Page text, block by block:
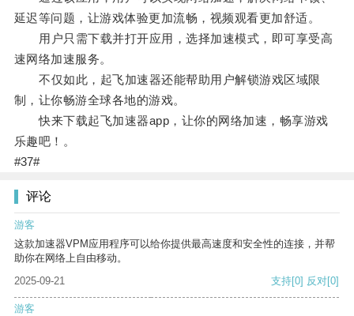
延迟等问题，让游戏体验更加流畅，视频观看更加舒适。
用户只需下载并打开应用，选择加速模式，即可享受高
速网络加速服务。
不仅如此，起飞加速器还能帮助用户解锁游戏区域限
制，让你畅游全球各地的游戏。
快来下载起飞加速器app，让你的网络加速，畅享游戏
乐趣吧！。
#37#
评论
游客
这款加速器VPM应用程序可以给你提供最高速度和安全性的连接，并帮
助你在网络上自由移动。
2025-09-21
支持[0] 反对[0]
游客